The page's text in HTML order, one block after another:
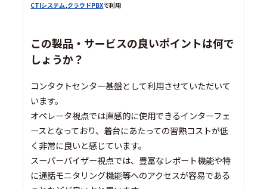
CTIシステム,クラウドPBXで利用
この製品・サービスの良いポイントは何で
しょうか？
コンタクトセンター基盤として利用させていただいて
います。
オペレータ視点では直感的に使用できるインターフェ
ースとなっており、着台にあたっての習熟コストが低
く非常に良いと感じています。
スーパーバイザー視点では、豊富なレポート機能や特
に通話モニタリング機能等へのアクセスが容易である